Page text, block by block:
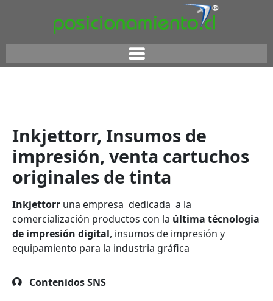
Inkjettorr, Insumos de
impresión, venta cartuchos
originales de tinta
Inkjettorr una empresa dedicada a la
comercialización productos con la última técnologia
de impresión digital, insumos de impresión y
equipamiento para la industria gráfica
Contenidos SNS